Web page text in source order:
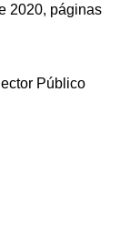
2020, páginas
Público